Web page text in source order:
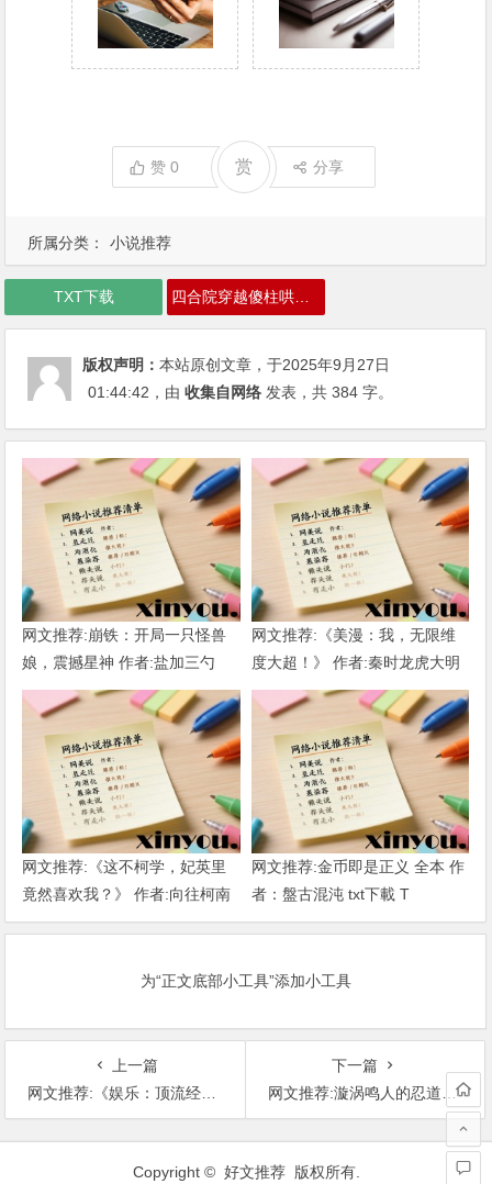
所属分类： 小说推荐
赞0 赏 分享
TXT下载 四合院穿越傻柱哄堂大孝下载
版权声明：本站原创文章，于2025年9月27日
01:44:42 ，由收集自网络 发表，共 384 字。
网文推荐:崩铁：开局一只怪兽
娘，震撼星神 作者:盐加三勺
（1-218）TXT下载
网文推荐:《美漫：我，无限维
度大超！》 作者:秦时龙虎大明
1-802章 TXT下载
网文推荐:《这不柯学，妃英里
竟然喜欢我？》 作者:向往柯南
1-189章 TXT下载
网文推荐:金币即是正义 全本 作
者：盤古混沌 txt下載 T
为“正文底部小工具”添加小工具
上一篇
网文推荐:《娱乐：顶流经纪人》 作者:萌柚1 1-276章 TXT下载
下一篇
网文推荐:漩涡鸣人的忍道没有问题(1-591) 作者：子汨罗 T
文
Copyright © 好文推荐 版权所有.